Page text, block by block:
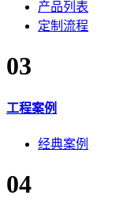
产品列表
定制流程
03
工程案例
经典案例
04